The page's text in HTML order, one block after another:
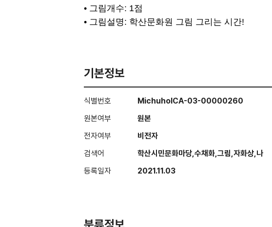
• 그림개수: 1점
• 그림설명: 학산문화원 그림 그리는 시간!
기본정보
식별번호
MichuholCA-03-00000260
원본여부
원본
전자여부
비전자
검색어
학산시민문화마당,수채화,그림,자화상,나
등록일자
2021.11.03